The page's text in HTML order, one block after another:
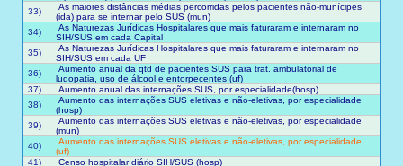
33)
As maiores distâncias médias percorridas pelos pacientes não-munícipes
(ida) para se internar pelo SUS (mun)
34)
As Naturezas Jurídicas Hospitalares que mais faturaram e internaram no
SIH/SUS em cada Capital
35)
As Naturezas Jurídicas Hospitalares que mais faturaram e internaram no
SIH/SUS em cada UF
36)
Aumento anual da qtd de pacientes SUS para trat. ambulatorial de
ludopatia, uso de álcool e entorpecentes (uf)
37)
Aumento anual das internações SUS, por especialidade(hosp)
38)
Aumento das internações SUS eletivas e não-eletivas, por especialidade
(hosp)
39)
Aumento das internações SUS eletivas e não-eletivas, por especialidade
(mun)
40)
Aumento das internações SUS eletivas e não-eletivas, por especialidade
(uf)
41)
Censo hospitalar diário SIH/SUS (hosp)